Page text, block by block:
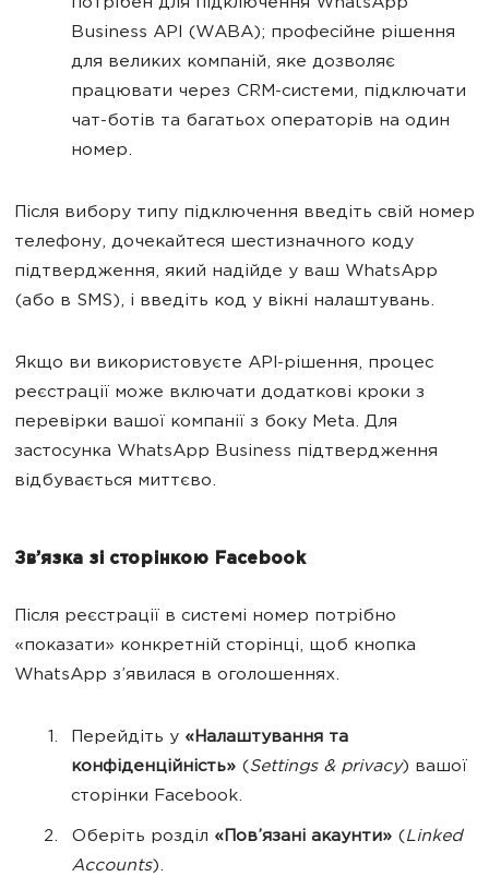
Business API (WABA); професійне рішення
для великих компаній, яке дозволяє
працювати через CRM-системи, підключати
чат-ботів та багатьох операторів на один
номер.
Після вибору типу підключення введіть свій номер
телефону, дочекайтеся шестизначного коду
підтвердження, який надійде у ваш WhatsApp
(або в SMS), і введіть код у вікні налаштувань.
Якщо ви використовуєте API-рішення, процес
реєстрації може включати додаткові кроки з
перевірки вашої компанії з боку Meta. Для
застосунка WhatsApp Business підтвердження
відбувається миттєво.
Зв’язка зі сторінкою Facebook
Після реєстрації в системі номер потрібно
«показати» конкретній сторінці, щоб кнопка
WhatsApp з’явилася в оголошеннях.
Перейдіть у «Налаштування та
конфіденційність» (Settings & privacy) вашої
сторінки Facebook.
Оберіть розділ «Пов’язані акаунти» (Linked
Accounts).